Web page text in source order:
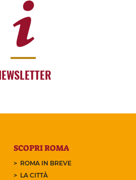
SCOPRI ROMA
ROMA IN BREVE
LA CITTÀ